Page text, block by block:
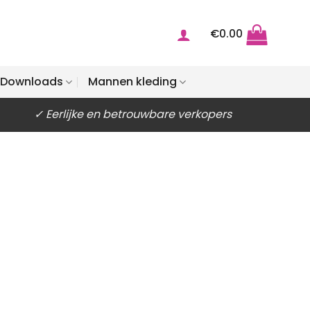
€0.00
Downloads Mannen kleding
✓ Eerlijke en betrouwbare verkopers